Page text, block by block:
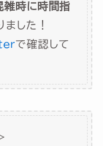
雑時に時間指
した！
で確認して